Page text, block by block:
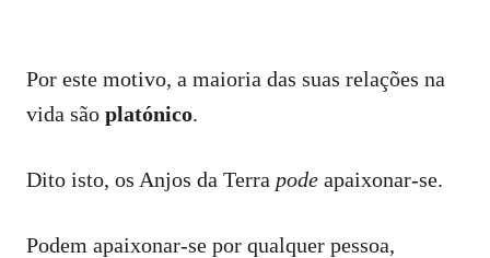
Por este motivo, a maioria das suas relações na
vida são platónico.
Dito isto, os Anjos da Terra pode apaixonar-se.
Podem apaixonar-se por qualquer pessoa,